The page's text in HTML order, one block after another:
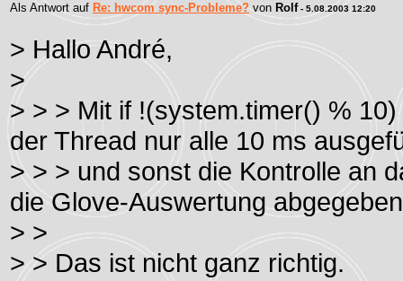
Als Antwort auf Re: hwcom sync-Probleme? von Rolf- 5.08.2003 12:20
> Hallo André,
>
> > > Mit if !(system.timer() %
der Thread nur alle 10 ms
> > > und sonst die Kontrolle an
die Glove-Auswertung
> >
> > Das ist nicht ganz richtig.